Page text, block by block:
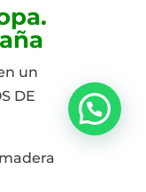
un
DE